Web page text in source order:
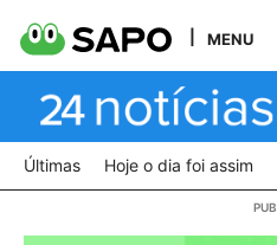
MENU
Últimas Hoje o dia foi assim